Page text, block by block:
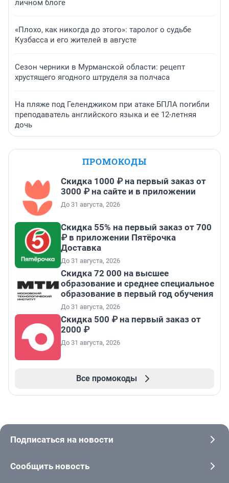
личном блоге
«Плохо, как никогда до этого»: таролог о судьбе
Кузбасса и его жителей в августе
Сезон черники в Мурманской области: рецепт
хрустящего ягодного штруделя за полчаса
На пляже под Геленджиком при атаке БПЛА погибли
преподаватель английского языка и ее 12-летняя
дочь
ПРОМОКОДЫ
Скидка 1000 ₽ на первый заказ от
3000 ₽ на сайте и в приложении
До 31 августа, 2026
Скидка 55% на первый заказ от 700
₽ в приложении Пятёрочка
Доставка
До 31 августа, 2026
Скидка 72 000 на высшее
образование и среднее специальное
образование в первый год обучения
До 31 августа, 2026
Скидка 500 ₽ на первый заказ от
2000 ₽
До 31 августа, 2026
Все промокоды
Подписаться на новости
Сообщить новость